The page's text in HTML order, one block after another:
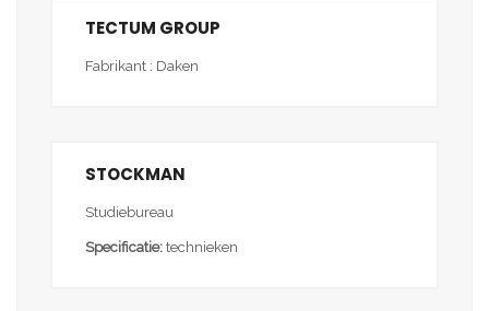
TECTUM GROUP
Fabrikant : Daken
STOCKMAN
Studiebureau
Specificatie: technieken